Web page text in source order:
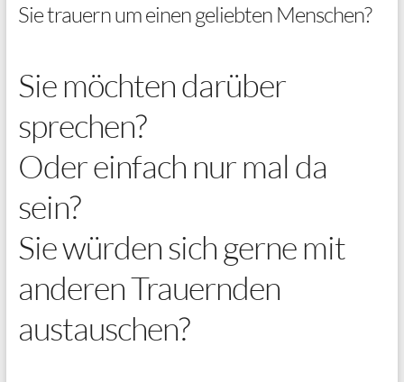
Sie trauern um einen geliebten Menschen?
Sie möchten darüber
sprechen?
Oder einfach nur mal da
sein?
Sie würden sich gerne mit
anderen Trauernden
austauschen?